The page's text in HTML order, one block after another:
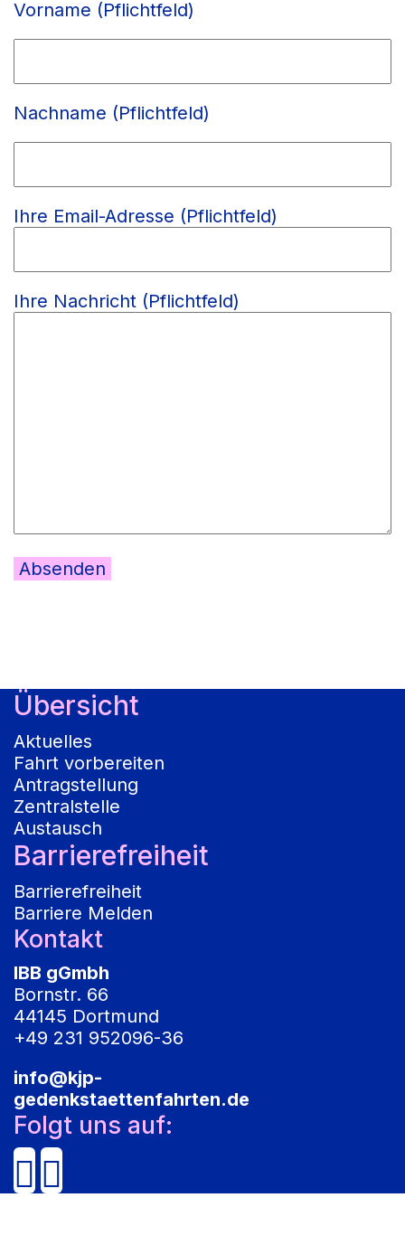
Vorname (Pflichtfeld)
Nachname (Pflichtfeld)
Ihre Email-Adresse (Pflichtfeld)
Ihre Nachricht (Pflichtfeld)
Übersicht
Aktuelles
Fahrt vorbereiten
Antragstellung
Zentralstelle
Austausch
Barrierefreiheit
Barrierefreiheit
Barriere Melden
Kontakt
IBB gGmbh
Bornstr. 66
44145 Dortmund
+49 231 952096-36
info@kjp-
gedenkstaettenfahrten.de
Folgt uns auf: